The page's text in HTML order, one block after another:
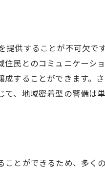
供することが不可欠で
民とのコミュニケーシ
することができます。
、地域密着型の警備は
とができるため、多く